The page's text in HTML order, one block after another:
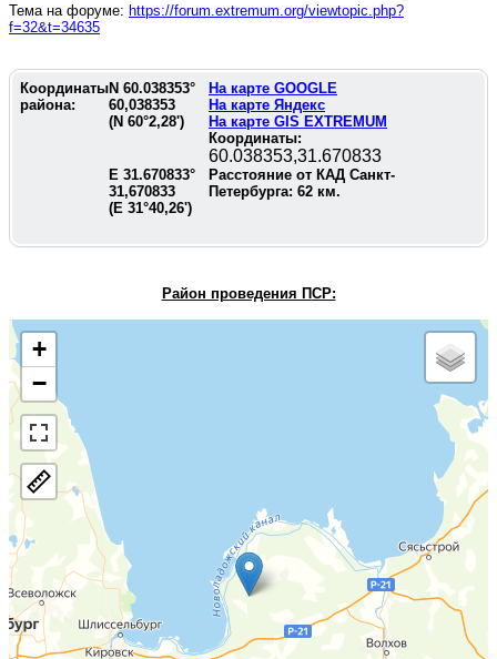
Тема на форуме: https://forum.extremum.org/viewtopic.php?
f=32&t=34635
Координаты
района:
N 60.038353°
60,038353
(N 60°2,28')
На карте GOOGLE
На карте Яндекс
На карте GIS EXTREMUM
Координаты:
60.038353,31.670833
E 31.670833°
31,670833
(E 31°40,26')
Расстояние от КАД Санкт-
Петербурга: 62 км.
Район проведения ПСР:
+
−